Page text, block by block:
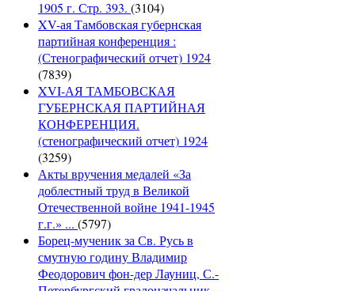
1905 г. Стр. 393. (3104)
XV-ая Тамбовская губернская
партийная конференция :
(Стенографический отчет) 1924
(7839)
XVI-АЯ ТАМБОВСКАЯ
ГУБЕРНСКАЯ ПАРТИЙНАЯ
КОНФЕРЕНЦИЯ.
(стенографический отчет) 1924
(3259)
Акты вручения медалей «За
доблестный труд в Великой
Отечественной войне 1941-1945
г.г.» ... (5797)
Борец-мученик за Св. Русь в
смутную годину Владимир
Феодорович фон-дер Лауниц, С.-